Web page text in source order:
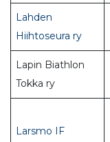
Lahden
Hiihtoseura ry
Lapin Biathlon
Tokka ry
Larsmo IF